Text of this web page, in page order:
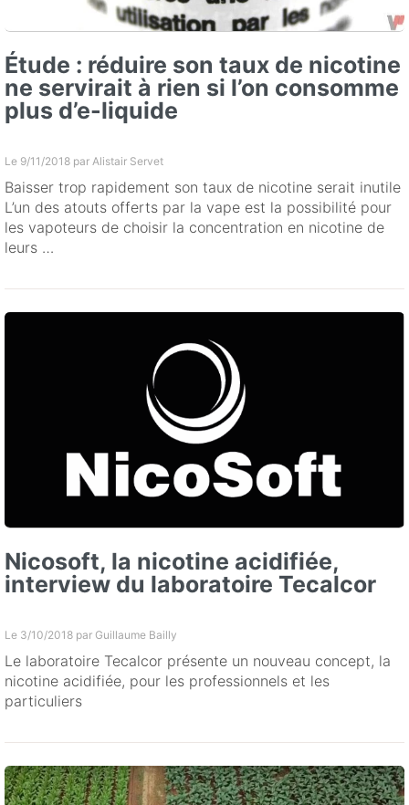
Étude : réduire son taux de nicotine
ne servirait à rien si l’on consomme
plus d’e-liquide
Le 9/11/2018 par Alistair Servet
Baisser trop rapidement son taux de nicotine serait inutile
L’un des atouts offerts par la vape est la possibilité pour
les vapoteurs de choisir la concentration en nicotine de
leurs …
Nicosoft, la nicotine acidifiée,
interview du laboratoire Tecalcor
Le 3/10/2018 par Guillaume Bailly
Le laboratoire Tecalcor présente un nouveau concept, la
nicotine acidifiée, pour les professionnels et les
particuliers